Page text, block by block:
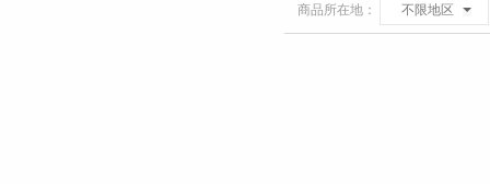
商品所在地： 不限地区